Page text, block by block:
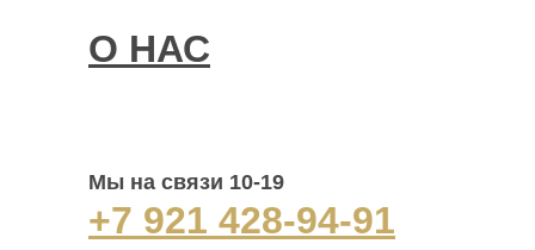
О НАС
Мы на связи 10-19
+7 921 428-94-91